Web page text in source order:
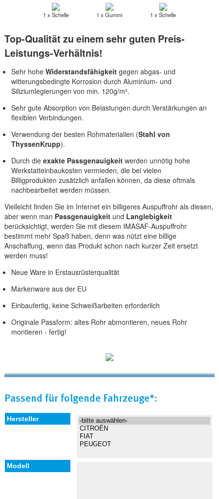
1 x Schelle 1 x Gummi 1 x Schelle
Top-Qualität zu einem sehr guten Preis-
Leistungs-Verhältnis!
Sehr hohe Widerstandsfähigkeit gegen abgas- und
witterungsbedingte Korrosion durch Aluminium- und
Siliziumlegierungen von min. 120g/m².
Sehr gute Absorption von Belastungen durch Verstärkungen an
flexiblen Verbindungen.
Verwendung der besten Rohmaterialien (Stahl von
ThyssenKrupp).
Durch dieexakte Passgenauigkeitwerden unnötig hohe
Werkstatteinbaukosten vermieden, die bei vielen
Billigprodukten zusätzlich anfallen können, da diese oftmals
nachbearbeitet werden müssen.
Vielleicht finden Sie im Internet ein billigeres Auspuffrohr als diesen,
aber wenn man Passgenauigkeit und Langlebigkeit
berücksichtigt, werden Sie mit diesem IMASAF-Auspuffrohr
bestimmt mehr Spaß haben, denn was nützt eine billige
Anschaffung, wenn das Produkt schon nach kurzer Zeit ersetzt
werden muss!
Neue Ware in Erstausrüsterqualität
Markenware aus der EU
Einbaufertig, keine Schweißarbeiten erforderlich
Originale Passform: altes Rohr abmontieren, neues Rohr
montieren - fertig!
Passend für folgende Fahrzeuge*: